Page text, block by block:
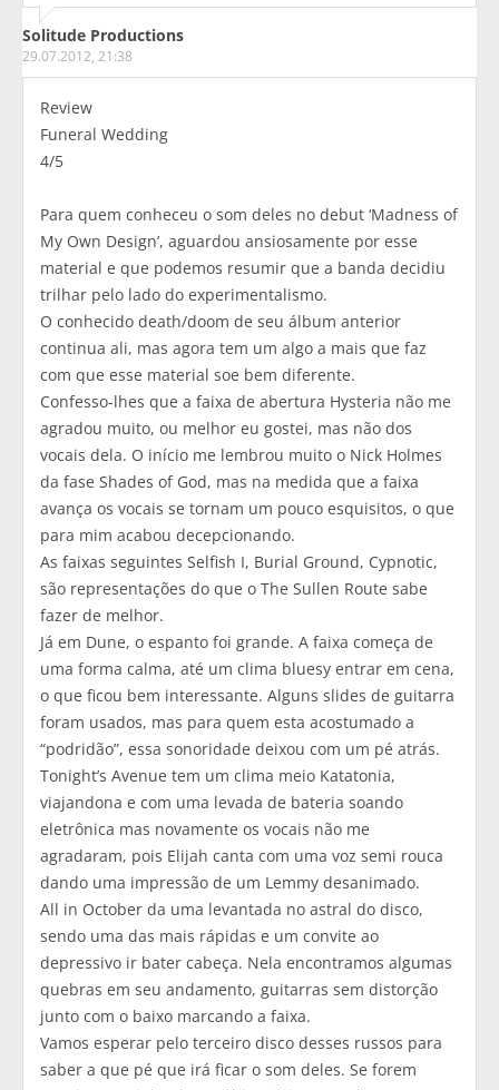
Solitude Productions
29.07.2012, 21:38
Review
Funeral Wedding
4/5
Para quem conheceu o som deles no debut ‘Madness of
My Own Design’, aguardou ansiosamente por esse
material e que podemos resumir que a banda decidiu
trilhar pelo lado do experimentalismo.
O conhecido death/doom de seu álbum anterior
continua ali, mas agora tem um algo a mais que faz
com que esse material soe bem diferente.
Confesso-lhes que a faixa de abertura Hysteria não me
agradou muito, ou melhor eu gostei, mas não dos
vocais dela. O início me lembrou muito o Nick Holmes
da fase Shades of God, mas na medida que a faixa
avança os vocais se tornam um pouco esquisitos, o que
para mim acabou decepcionando.
As faixas seguintes Selfish I, Burial Ground, Cypnotic,
são representações do que o The Sullen Route sabe
fazer de melhor.
Já em Dune, o espanto foi grande. A faixa começa de
uma forma calma, até um clima bluesy entrar em cena,
o que ficou bem interessante. Alguns slides de guitarra
foram usados, mas para quem esta acostumado a
“podridão”, essa sonoridade deixou com um pé atrás.
Tonight’s Avenue tem um clima meio Katatonia,
viajandona e com uma levada de bateria soando
eletrônica mas novamente os vocais não me
agradaram, pois Elijah canta com uma voz semi rouca
dando uma impressão de um Lemmy desanimado.
All in October da uma levantada no astral do disco,
sendo uma das mais rápidas e um convite ao
depressivo ir bater cabeça. Nela encontramos algumas
quebras em seu andamento, guitarras sem distorção
junto com o baixo marcando a faixa.
Vamos esperar pelo terceiro disco desses russos para
saber a que pé que irá ficar o som deles. Se forem